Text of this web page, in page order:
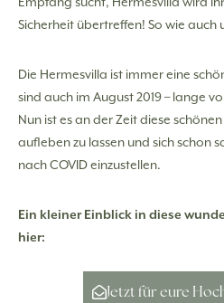
Sicherheit übertreffen! So wie auch
Die Hermesvilla ist immer eine
sind auch im August 2019 – lange
Nun ist es an der Zeit diese
aufleben zu lassen und sich schon
nach COVID einzustellen.
Ein kleiner Einblick in diese
hier:
Jetzt für eure